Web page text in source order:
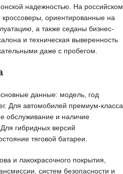
надежностью. На российском
ориентированные на
а также седаны бизнес-
и техническая выверенность
даже с пробегом.
данные: модель, год
Для автомобилей премиум-класса
обслуживание и наличие
гибридных версий
тяговой батареи.
и лакокрасочного покрытия,
систем безопасности и